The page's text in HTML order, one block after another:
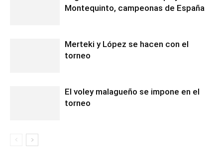
Montequinto, campeonas de España
Merteki y López se hacen con el
torneo
El voley malagueño se impone en el
torneo